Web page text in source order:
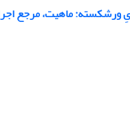
ورشکسته: ماهیت، مرجع